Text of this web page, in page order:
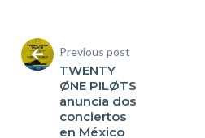
Previous post
TWENTY
ØNE PILØTS
anuncia dos
conciertos
en México